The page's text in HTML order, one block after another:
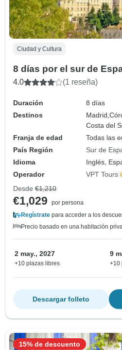
Ciudad y Cultura
8 días por el sur de
4.0 (1 reseña)
Duración
8 días
Destinos
Madrid,
Costa del
Franja de edad
Todas las
País Región
Sur de
Idioma
Inglés,
Operador
VPT Tours
Desde €1,210
€1,029
por persona
Regístrate para acceder a los
Precio basado en una habitación
2 may., 2027
+10 plazas libres
9
+10
Descargar folleto
15% de descuento